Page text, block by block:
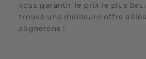
vous garantir le prix le plus bas.
trouvé une meilleure offre
alignerons !